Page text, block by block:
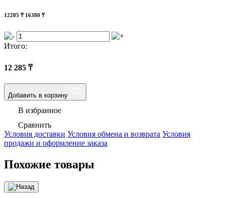
12285 ₸ 16380 ₸
Итого:
12 285 ₸
Добавить в корзину
В избранное
Сравнить
Условия доставки Условия обмена и возврата Условия
продажи и оформление заказа
Похожие товары